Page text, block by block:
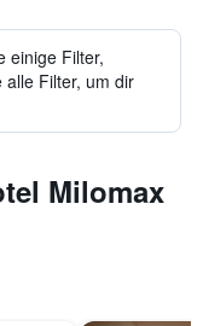
einige Filter,
Filter, um dir
Milomax